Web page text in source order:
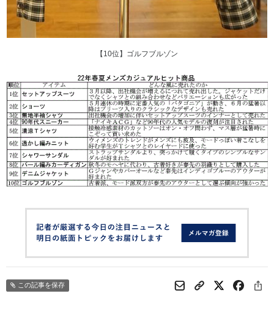
【10位】ゴルフブルゾン
この記事を保存